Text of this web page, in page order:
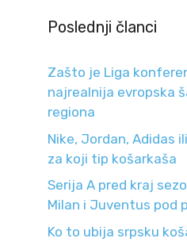
Poslednji članci
Zašto je Liga
najrealnija evropska
regiona
Nike, Jordan, Adidas
za koji tip košarkaša
Serija A pred kraj
Milan i Juventus pod
Ko to ubija srpsku